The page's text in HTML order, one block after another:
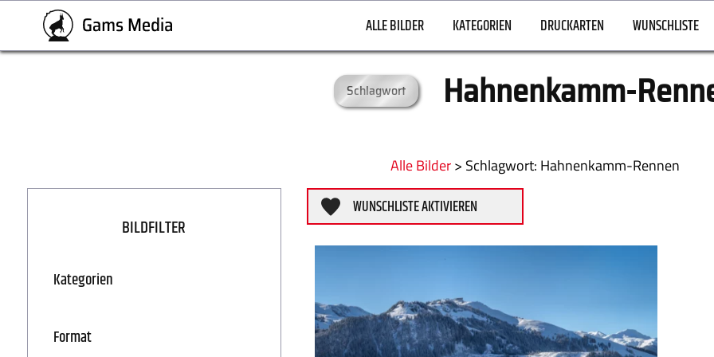
ALLE BILDER KATEGORIEN DRUCKARTEN WUNSCHLISTE
Schlagwort Hahnenkamm-
Alle Bilder> : Hahnenkamm-Rennen
WUNSCHLISTE AKTIVIEREN
BILDFILTER
Kategorien
Format